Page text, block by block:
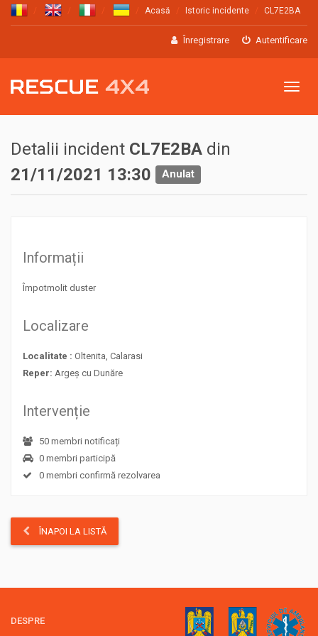
Acasă Istoric incidente CL7E2BA
Înregistrare Autentificare
Meniu
Detalii incident CL7E2BA din
21/11/2021 13:30
Anulat
Informații
Împotmolit duster
Localizare
Localitate : Oltenita, Calarasi
Reper: Argeș cu Dunăre
Intervenție
50 membri notificați
0 membri participă
0 membri confirmă rezolvarea
ÎNAPOI LA LISTĂ
DESPRE